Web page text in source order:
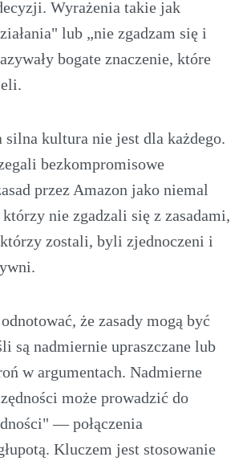
Wyrażenia takie jak
lub „nie zgadzam się i
bogate znaczenie, które
silna kultura nie jest dla każdego.
bezkompromisowe
przez Amazon jako niemal
nie zgadzali się z zasadami,
zostali, byli zjednoczeni i
że zasady mogą być
są nadmiernie upraszczane lub
w argumentach. Nadmierne
może prowadzić do
— połączenia
Kluczem jest stosowanie